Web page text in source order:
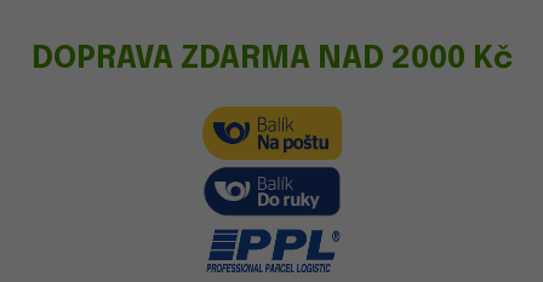
DOPRAVA ZDARMA NAD 2000 Kč